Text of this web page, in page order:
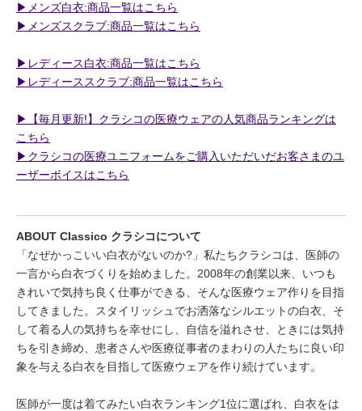
▶︎メンズ白衣:商品一覧はこちら
▶︎メンズスクラブ:商品一覧はこちら
▶︎レディース白衣:商品一覧はこちら
▶︎レディーススクラブ:商品一覧はこちら
▶︎【毎月更新!】クラシコの医療ウェアの人気商品ランキングは
こちら
▶︎クラシコの医療ユニフォームをご購入いただいだお客さまのユ
ーザーボイスはこちら
ABOUT Classico クラシコについて
「なぜかっこいい白衣がないのか?」私たちクラシコは、医師の
一言から白衣づくりを始めました。2008年の創業以来、いつも
きれいで気持ち良く仕事ができる、そんな医療ウェア作りを目指
してきました。スタイリッシュでお洒落なシルエットの白衣、そ
して着る人の気持ちを幸せにし、自信を溢れさせ、ときには気持
ちを引き締め、患者さんや医療従事者のまわりの人たちに良い印
象を与える白衣を目指して医療ウェアを作り続けています。
医師が一度は着てみたい白衣ランキング1位に選ばれ、白衣をは